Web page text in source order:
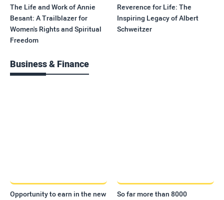
The Life and Work of Annie
Besant: A Trailblazer for
Women's Rights and Spiritual
Freedom
Reverence for Life: The
Inspiring Legacy of Albert
Schweitzer
Business & Finance
Opportunity to earn in the new
So far more than 8000